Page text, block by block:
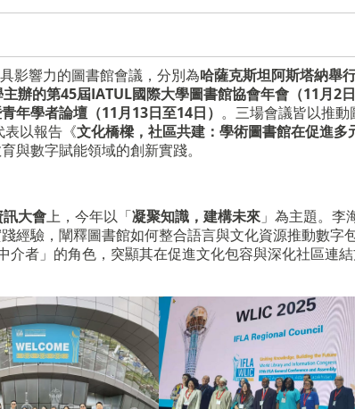
影響力的圖書館會議，分別為哈薩克斯坦阿斯塔納舉
辦的第45屆IATUL國際大學圖書館協會年會（11月2日
年學者論壇（11月13日至14日） 。三場會議皆以推動
以報告《文化橋樑，社區共建：學術圖書館在促進多
與數字賦能領域的創新實踐。
大會上，今年以「凝聚知識，建構未來 」為主題。李
經驗，闡釋圖書館如何整合語言與文化資源推動數字
者」的角色，突顯其在促進文化包容與深化社區連